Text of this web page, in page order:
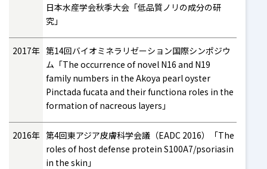
日本水産学会秋季大会「低品質ノリの成分の研
究」
2017年 第14回バイオミネラリゼーション国際シンポジウ
ム「The occurrence of novel N16 and N19
family numbers in the Akoya pearl oyster
Pinctada fucata and their functiona roles in the
formation of nacreous layers」
2016年 第4回東アジア皮膚科学会議（EADC 2016）「The
roles of host defense protein S100A7/psoriasin
in the skin」